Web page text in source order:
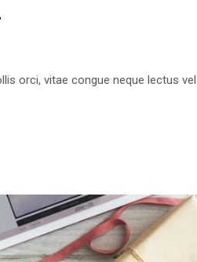
orci, vitae congue neque lectus vel